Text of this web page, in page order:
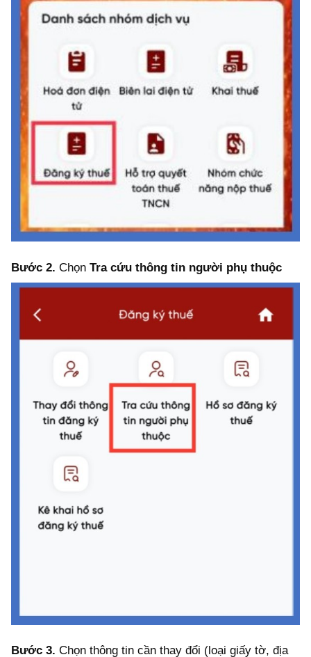
Bước 2. Chọn Tra cứu thông tin người phụ thuộc
Bước 3. Chọn thông tin cần thay đổi (loại giấy tờ, địa